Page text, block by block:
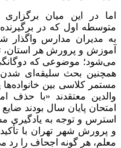
اما در این میان برگزاری
متوسطه اول که در
به مدیران مدارس واگذار
آموزش و پرورش هر استان،
می‌شود؛ موضوعی که
همچنین بحث سلیقه‌ای شدن
مستمر کلاسی بین
والدین معتقدند «با حذف
امتحان پایان سال بودند
استرس و توجه به یادگیری
و پرورش شهر تهران با
معلم، هر گونه اجحاف را رد